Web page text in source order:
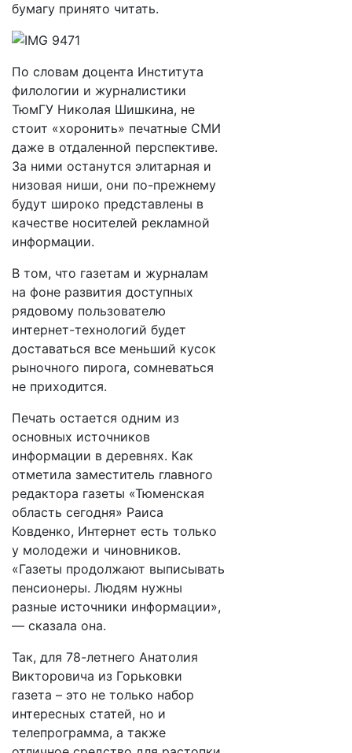
бумагу принято читать.
По словам доцента Института
филологии и журналистики
ТюмГУ Николая Шишкина, не
стоит «хоронить» печатные СМИ
даже в отдаленной перспективе.
За ними останутся элитарная и
низовая ниши, они по-прежнему
будут широко представлены в
качестве носителей рекламной
информации.
В том, что газетам и журналам
на фоне развития доступных
рядовому пользователю
интернет-технологий будет
доставаться все меньший кусок
рыночного пирога, сомневаться
не приходится.
Печать остается одним из
основных источников
информации в деревнях. Как
отметила заместитель главного
редактора газеты «Тюменская
область сегодня» Раиса
Ковденко, Интернет есть только
у молодежи и чиновников.
«Газеты продолжают выписывать
пенсионеры. Людям нужны
разные источники информации»,
— сказала она.
Так, для 78-летнего Анатолия
Викторовича из Горьковки
газета – это не только набор
интересных статей, но и
телепрограмма, а также